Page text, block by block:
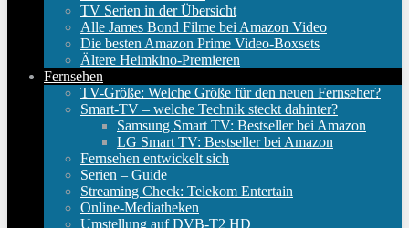
TV Serien in der Übersicht
Alle James Bond Filme bei Amazon Video
Die besten Amazon Prime Video-Boxsets
Ältere Heimkino-Premieren
Fernsehen
TV-Größe: Welche Größe für den neuen Fernseher?
Smart-TV – welche Technik steckt dahinter?
Samsung Smart TV: Bestseller bei Amazon
LG Smart TV: Bestseller bei Amazon
Fernsehen entwickelt sich
Serien – Guide
Streaming Check: Telekom Entertain
Online-Mediatheken
Umstellung auf DVB-T2 HD